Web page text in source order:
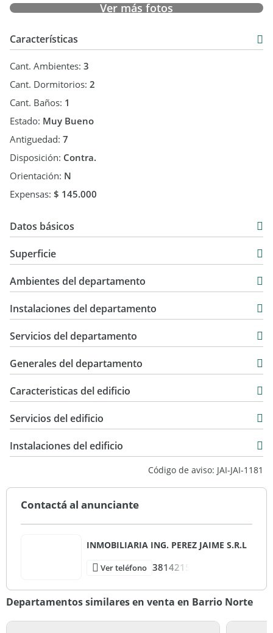
Ver más fotos
Características
Cant. Ambientes: 3
Cant. Dormitorios: 2
Cant. Baños: 1
Estado: Muy Bueno
Antiguedad: 7
Disposición: Contra.
Orientación: N
Expensas: $ 145.000
Datos básicos
USD 85.000
Superficie
76 m2
Ambientes del departamento
Instalaciones del departamento
Servicios del departamento
Generales del departamento
Caracteristicas del edificio
4
Servicios del edificio
Instalaciones del edificio
Código de aviso: JAI-JAI-1181
Contactá al anunciante
INMOBILIARIA ING. PEREZ JAIME S.R.L
Ver teléfono 3814215
Departamentos similares en venta en Barrio Norte